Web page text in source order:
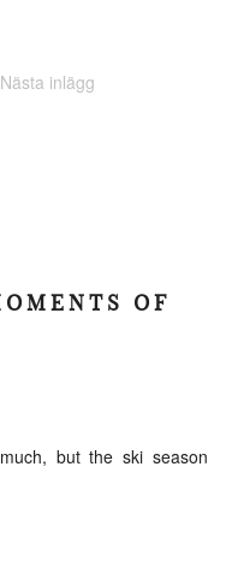
Nästa inlägg
OF
but the ski season